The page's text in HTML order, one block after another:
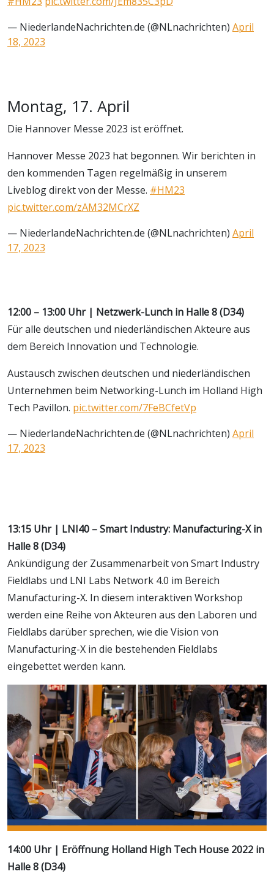
— NiederlandeNachrichten.de (@NLnachrichten) April
18, 2023
Montag, 17. April
Die Hannover Messe 2023 ist eröffnet.
Hannover Messe 2023 hat begonnen. Wir berichten in
den kommenden Tagen regelmäßig in unserem
Liveblog direkt von der Messe. #HM23
pic.twitter.com/zAM32MCrXZ
— NiederlandeNachrichten.de (@NLnachrichten) April
17, 2023
12:00 – 13:00 Uhr | Netzwerk-Lunch in Halle 8 (D34)
Für alle deutschen und niederländischen Akteure aus
dem Bereich Innovation und Technologie.
Austausch zwischen deutschen und niederländischen
Unternehmen beim Networking-Lunch im Holland High
Tech Pavillon. pic.twitter.com/7FeBCfetVp
— NiederlandeNachrichten.de (@NLnachrichten) April
17, 2023
13:15 Uhr | LNI40 – Smart Industry: Manufacturing-X in
Halle 8 (D34)
Ankündigung der Zusammenarbeit von Smart Industry
Fieldlabs und LNI Labs Network 4.0 im Bereich
Manufacturing-X. In diesem interaktiven Workshop
werden eine Reihe von Akteuren aus den Laboren und
Fieldlabs darüber sprechen, wie die Vision von
Manufacturing-X in die bestehenden Fieldlabs
eingebettet werden kann.
14:00 Uhr | Eröffnung Holland High Tech House 2022 in
Halle 8 (D34)